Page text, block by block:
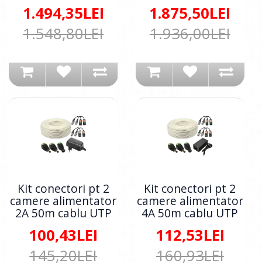
1.494,35LEI
1.548,80LEI
1.875,50LEI
1.936,00LEI
Kit conectori pt 2
camere alimentator
2A 50m cablu UTP
100,43LEI
145,20LEI
Kit conectori pt 2
camere alimentator
4A 50m cablu UTP
112,53LEI
160,93LEI